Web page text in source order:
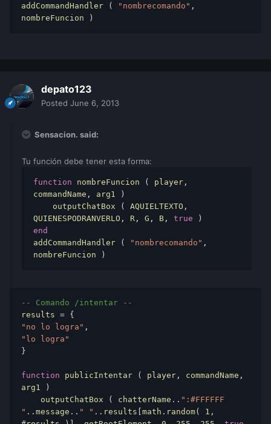
addCommandHandler ( "nombrecomando"
nombreFuncion )
depato123
Posted June 6, 2013
Sensacion. said:
Tu función debe tener esta forma:
function nombreFuncion ( player
commandName , arg1
)
outputChatBox ( AQUIELTEXTO
QUIENESPODRANVERLO , R , G , B , true )
end
addCommandHandler ( "nombrecomando"
nombreFuncion )
-- Comando /intentar --
results = {
"no lo logra" ,
"lo logra"
}
function publicIntentar ( player , commandName
arg1
)
outputChatBox ( chatterName .. ":#FFFFFF
" .. message .. " " .. results math . random( 1 ,